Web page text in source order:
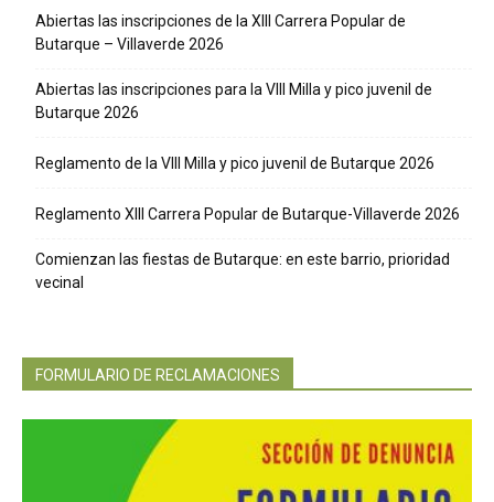
Abiertas las inscripciones de la XIII Carrera Popular de
Butarque – Villaverde 2026
Abiertas las inscripciones para la VIII Milla y pico juvenil de
Butarque 2026
Reglamento de la VIII Milla y pico juvenil de Butarque 2026
Reglamento XIII Carrera Popular de Butarque-Villaverde 2026
Comienzan las fiestas de Butarque: en este barrio, prioridad
vecinal
FORMULARIO DE RECLAMACIONES